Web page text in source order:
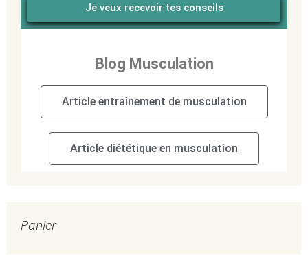
Je veux recevoir tes conseils
Blog Musculation
Article entraînement de musculation
Article diététique en musculation
Panier